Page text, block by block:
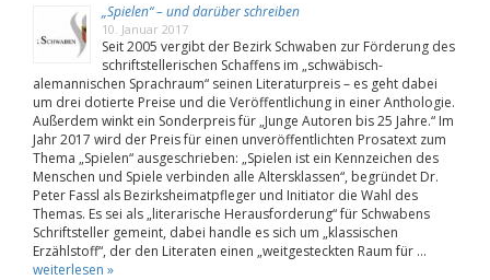
„Spielen“ – und darüber schreiben
10. Januar 2017
Seit 2005 vergibt der Bezirk Schwaben zur Förderung des
schriftstellerischen Schaffens im „schwäbisch-
alemannischen Sprachraum“ seinen Literaturpreis – es geht dabei
um drei dotierte Preise und die Veröffentlichung in einer Anthologie.
Außerdem winkt ein Sonderpreis für „Junge Autoren bis 25 Jahre.“ Im
Jahr 2017 wird der Preis für einen unveröffentlichten Prosatext zum
Thema „Spielen“ ausgeschrieben: „Spielen ist ein Kennzeichen des
Menschen und Spiele verbinden alle Altersklassen“, begründet Dr.
Peter Fassl als Bezirksheimatpfleger und Initiator die Wahl des
Themas. Es sei als „literarische Herausforderung“ für Schwabens
Schriftsteller gemeint, dabei handle es sich um „klassischen
Erzählstoff“, der den Literaten einen „weitgesteckten Raum für …
weiterlesen »